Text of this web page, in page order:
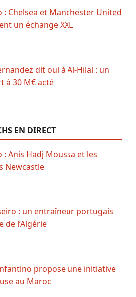
: Chelsea et Manchester United
un échange XXL
dit oui à Al-Hilal : un
à 30 M€ acté
EN DIRECT
: Anis Hadj Moussa et les
Newcastle
: un entraîneur portugais
de l’Algérie
propose une initiative
au Maroc